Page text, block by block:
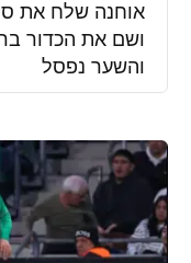
אוחנה שלח את
ושם את הכדור
והשער נפסל